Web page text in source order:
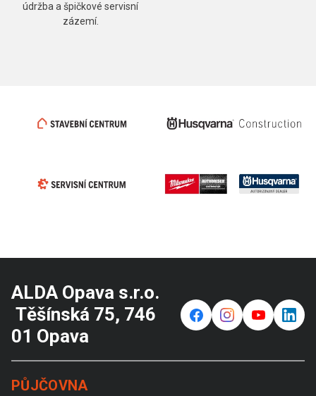
údržba a špičkové servisní
zázemí.
ALDA Opava s.r.o.
Těšínská 75, 746
01 Opava
f ⌁ y in
PŮJČOVNA